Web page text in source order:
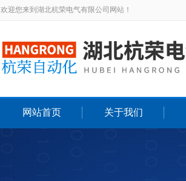
欢迎您来到湖北杭荣电气有限公司网站！
网站首页 关于我们